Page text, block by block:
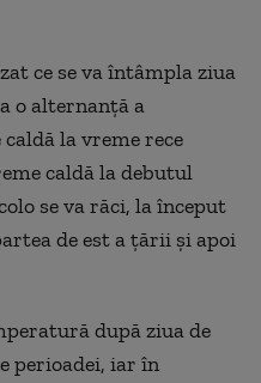
ce se va întâmpla ziua
o alternanță a
la vreme rece
caldă la debutul
se va răci, la început
de est a țării și apoi
după ziua de
perioadei, iar în